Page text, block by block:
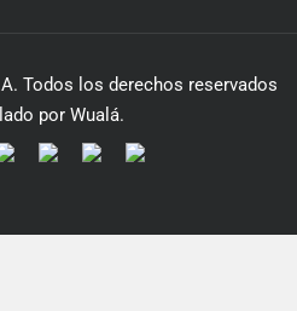
Todos los derechos reservados
por Wualá.